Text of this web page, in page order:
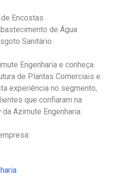
Encostas
de Água
Sanitário
Engenharia e conheça
de Plantas Comerciais e
experiência no segmento,
que confiaram na
Azimute Engenharia.